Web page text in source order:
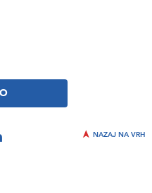
NAZAJ NA VRH